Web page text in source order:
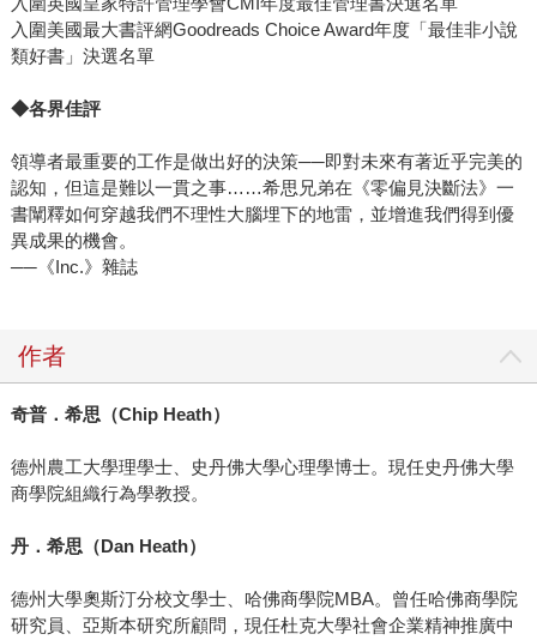
入圍美國最大書評網Goodreads Choice Award年度「最佳非小說
類好書」決選名單
◆各界佳評
領導者最重要的工作是做出好的決策──即對未來有著近乎完美的
認知，但這是難以一貫之事……希思兄弟在《零偏見決斷法》一
書闡釋如何穿越我們不理性大腦埋下的地雷，並增進我們得到優
異成果的機會。
──《Inc.》雜誌
作者
奇普．希思（Chip Heath）
德州農工大學理學士、史丹佛大學心理學博士。現任史丹佛大學
商學院組織行為學教授。
丹．希思（Dan Heath）
德州大學奧斯汀分校文學士、哈佛商學院MBA。曾任哈佛商學院
研究員、亞斯本研究所顧問，現任杜克大學社會企業精神推廣中